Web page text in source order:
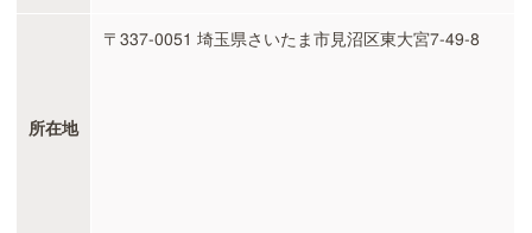
所在地
〒337-0051 埼玉県さいたま市見沼区東大宮7-49-8